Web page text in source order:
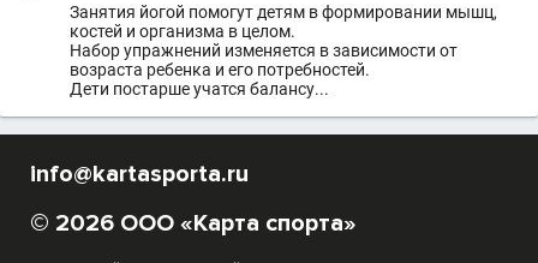
Занятия йогой помогут детям в формировании мышц,
костей и организма в целом.
Набор упражнений изменяется в зависимости от
возраста ребенка и его потребностей.
Дети постарше учатся балансу...
info@kartasporta.ru
© 2026 ООО «Карта спорта»